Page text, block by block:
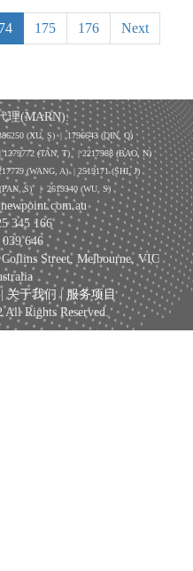
175 176 Next
理(MARN):
(XU, S)| 1796643 (QIN, Q)
1279772 (TAN, T) | 2217988 (BAO, N)
(WANG, A) | 2519171 (SHI, J)
S)| 2619340 (WU, S)
345 166
646
Street, Melbourne, VIC
|关于我们 | 服务项目
Rights Reserved.